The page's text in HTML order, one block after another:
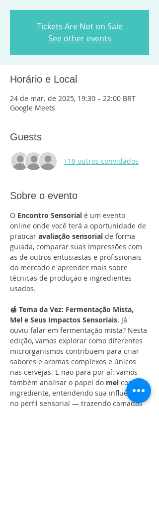
Tickets Are Not on Sale
See other events
Horário e Local
24 de mar. de 2025, 19:30 – 22:00 BRT
Google Meets
Guests
+19 outros convidados
Sobre o evento
O Encontro Sensorial é um evento
online onde você terá a oportunidade de
praticar avaliação sensorial de forma
guiada, comparar suas impressões com
as de outros entusiastas e profissionais
do mercado e aprender mais sobre
técnicas de produção e ingredientes
usados.
🍯 Tema da Vez: Fermentação Mista,
Mel e Seus Impactos Sensoriais. Já
ouviu falar em fermentação mista? Nesta
edição, vamos explorar como diferentes
microrganismos contribuem para criar
sabores e aromas complexos e únicos
nas cervejas. E não para por aí: vamos
também analisar o papel do mel como
ingrediente, entendendo sua influência
no perfil sensorial — trazendo camadas